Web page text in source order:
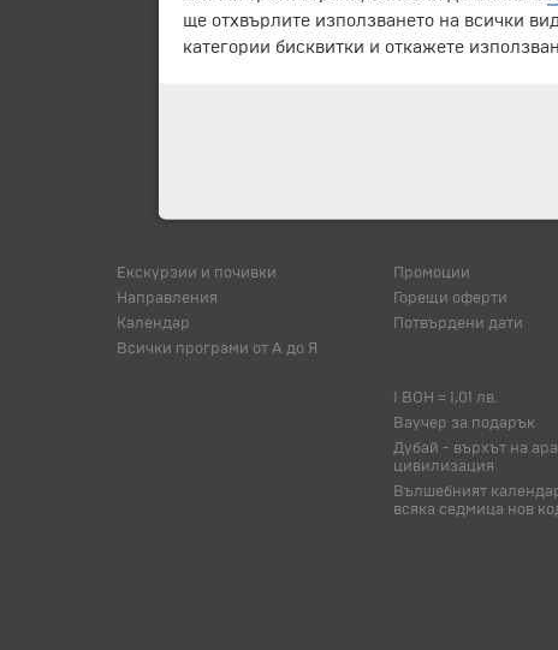
Екскурзии и почивки
Направления
Календар
Всички програми от А до Я
Промоции
Горещи оферти
Потвърдени дати
1 BOH = 1,01 лв.
Ваучер за подарък
Дубай - върхът на
цивилизация
Вълшебният
всяка седмица нов
ще отхвърлите използването на всички
категории бисквитки и откажете